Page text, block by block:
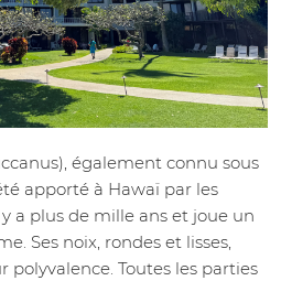
également connu sous
apporté à Hawaï par les
a plus de mille ans et joue un
Ses noix, rondes et lisses,
polyvalence. Toutes les parties